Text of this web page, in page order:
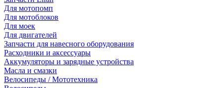
Для мотопомп
Для мотоблоков
Для моек
Для двигателей
Запчасти для навесного оборудования
Расходники и аксессуары
Аккумуляторы и зарядные устройства
Масла и смазки
Велосипеды / Мототехника